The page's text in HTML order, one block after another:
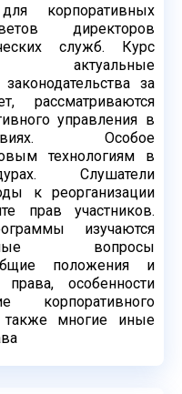
корпоративных
директоров
служб. Курс
за
рассматриваются
управления в
Особое
технологиям в
Слушатели
к реорганизации
прав участников.
изучаются
вопросы
положения и
особенности
корпоративного
также многие иные